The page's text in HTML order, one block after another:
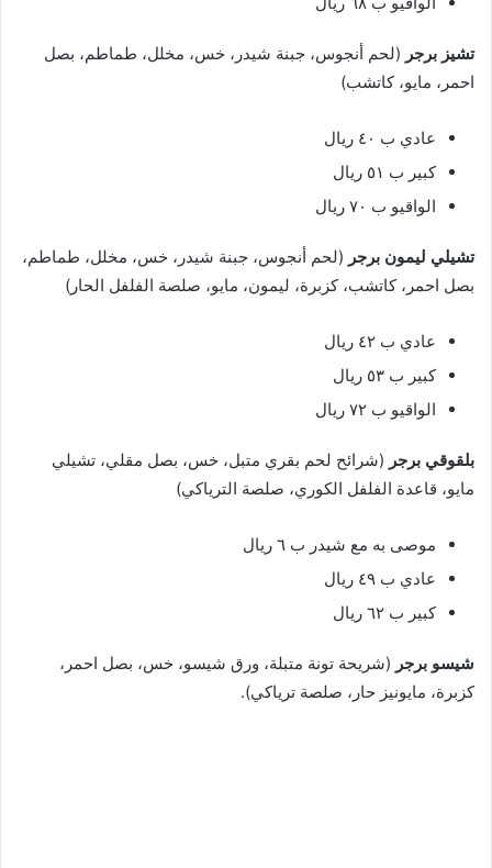
تشيز برجر (لحم أنجوس، جبنة شيدر، خس، مخلل، طماطم، بصل
احمر، مايو، كاتشب)
عادي ب ٤٠ ريال
كبير ب ٥١ ريال
الواقيو ب ٧٠ ريال
تشيلي ليمون برجر (لحم أنجوس، جبنة شيدر، خس، مخلل، طماطم،
بصل احمر، كاتشب، كزبرة، ليمون، مايو، صلصة الفلفل الحار)
عادي ب ٤٢ ريال
كبير ب ٥٣ ريال
الواقيو ب ٧٢ ريال
بلقوقي برجر (شرائح لحم بقري متبل، خس، بصل مقلي، تشيلي
مايو، قاعدة الفلفل الكوري، صلصة الترياكي)
موصى به مع شيدر ب ٦ ريال
عادي ب ٤٩ ريال
كبير ب ٦٢ ريال
شيسو برجر (شريحة تونة متبلة، ورق شيسو، خس، بصل احمر،
كزبرة، مايونيز حار، صلصة ترياكي).